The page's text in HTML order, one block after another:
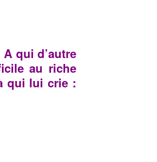
qui d’autre
au riche
qui lui crie :